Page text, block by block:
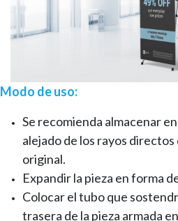
Modo de uso:
Se recomienda almacenar
alejado de los rayos directos
original.
Expandir la pieza en forma
Colocar el tubo que
trasera de la pieza armada